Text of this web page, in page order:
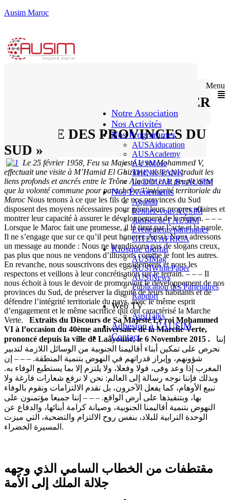
Ausim Maroc
Menu
Notre Association
Nos Activités
Nos Programmes
AUSAiducation
AUSAcademy
AUSMose
THINK TANK
Le DOUAR By AUSIM
Nos Événements
Agenda
Rendez-vous AUSIM
Assises de l’AUSIM
Événements partenaires
GITEX AFRICA
Kiosque digital
AUSIMag
AUSIWhitePaper
AUSINews
Publication des Partenaires
Rapport
Web TV
AusiTalks
Adhésion à l’AUSIM
Contact
L’INFORMATION : UN LEVIER
DE DÉVELOPPEMENT POUR
LES PME DES PROVINCES DU
SUD »
Le 25 février 1958, Feu sa Majesté le roi Mohammed V,
effectuait une visite à M’Hamid El Ghizlane, visite qui traduit les
liens profonds et ancrés entre le Trône Alaouite et le peuple ainsi
que la volonté commune pour parachever l’intégrité territoriale du
Maroc Nous tenons à ce que les fils de nos provinces du Sud
disposent des moyens nécessaires pour gérer leurs propres affaires et
montrer leur capacité à assurer le développement de la région. – – –
Lorsque le Maroc fait une promesse, il la tient par l’acte et la parole.
Il ne s’engage que sur ce qu’il peut honorer. Aussi, Nous adressons
un message au monde : Nous ne brandissons pas de slogans creux,
pas plus que nous ne vendons d’illusions comme le font les autres.
En revanche, nous souscrivons des engagements et nous les
respectons et veillons à leur concrétisation sur le terrain. – – – Il
nous échoit à tous le devoir de promouvoir le développement de nos
provinces du Sud, de préserver la dignité de leurs habitants et de
défendre l’intégrité territoriale du pays, avec le même esprit
d’engagement et le même sacrifice qui ont caractérisé la Marche
Verte. Extraits du Discours de Sa Majesté Le roi Mohammed
VI à l’occasion du 40ème anniversaire de la Marche Verte,
prononcé depuis la ville de Laâyoune, le 6 Novembre 2015 .
نحرص على تمكين أبناء أقاليمنا الجنوبية من الوسائل اللازمة لتدبير
شؤونهم، وإبراز قدراتهم في النهوض بتنمية المنطقة. – – – إن
المغرب إذا وعد وفى، قولا وفعلا، ولا يلتزم إلا بما يستطيع الوفاء به.
وبذلك فإننا نوجه رسالة إلى العالم: نحن لا نرفع شعارات فارغة ولا
نبيع الأوهام، كما يفعل الآخرون، بل نقدم الالتزامات ونقوم بالوفاء
بها، وبتنفيذها على أرض الواقع. – – – إننا جميعا مؤتمنون على
النهوض بتنمية أقاليمنا الجنوبية، وصيانة كرامة أبنائها، والدفاع عن
الوحدة الترابية للبلاد، بنفس روح الالتزام والتضحية، التي ميزت
المسيرة الخضراء.
مقتطفات من الخطاب السامي الذي وجهه
جلالة الملك إلى الأمة